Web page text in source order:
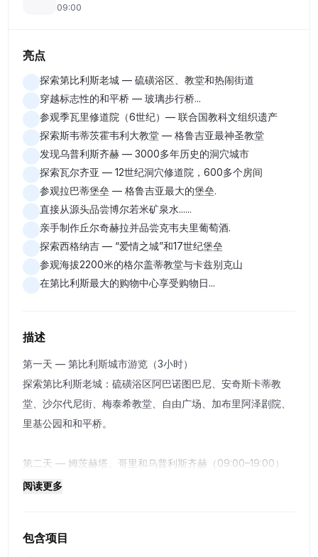
09:00
亮点
探索第比利斯老城 — 硫磺浴区、教堂和热闹街道
穿越标志性的和平桥 — 玻璃步行桥...
参观季瓦里修道院（6世纪）— 联合国教科文组织遗产
探索斯韦蒂茨霍韦利大教堂 — 格鲁吉亚最神圣教堂
发现乌普利斯齐赫 — 3000多年历史的洞穴城市
探索瓦尔齐亚 — 12世纪洞穴修道院，600多个房间
参观拉巴蒂堡垒 — 格鲁吉亚最大的堡垒.
直接从源头品尝博尔若米矿泉水......
亲手制作丘尔奇赫拉并品尝克韦夫里葡萄酒.
探索西格纳吉 — “爱情之城”和17世纪堡垒
参观海拔2200米的格尔盖蒂教堂与卡兹别克山
在第比利斯最大的购物中心享受购物日...
描述
第一天 — 第比利斯城市游览（3小时）
探索第比利斯老城：硫磺浴区阿巴诺图巴尼、安奇斯卡蒂教
堂、沙尔代尼街、梅泰希教堂、自由广场、加布里阿泽剧院、
里基公园和和平桥。
第二天 — 姆茨赫塔、哥里和乌普利斯齐赫（09:00–19:00）
季瓦里修道院（6世纪）全景视野。斯韦蒂茨霍韦利大教堂 —
阅读更多
包含项目